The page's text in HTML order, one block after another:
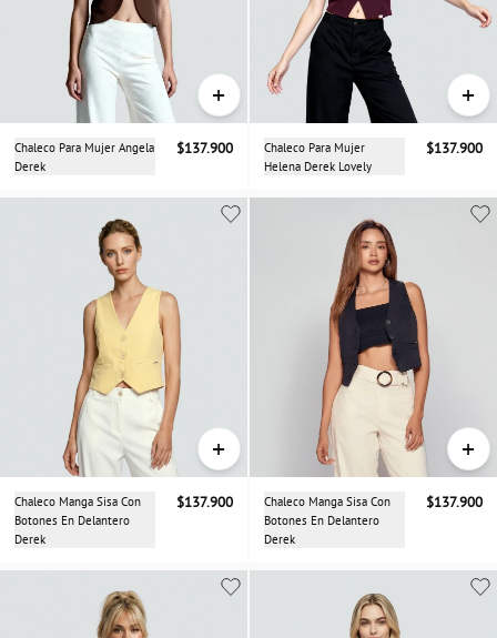
+
Chaleco Para Mujer Angela
Derek
$137.900
+
Chaleco Para Mujer
Helena Derek Lovely
$137.900
+
Chaleco Manga Sisa Con
Botones En Delantero
Derek
$137.900
+
Chaleco Manga Sisa Con
Botones En Delantero
Derek
$137.900